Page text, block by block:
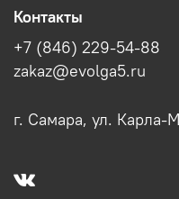
Контакты
+7 (846) 229-54-88
zakaz@evolga5.ru
г. Самара, ул. Карла-